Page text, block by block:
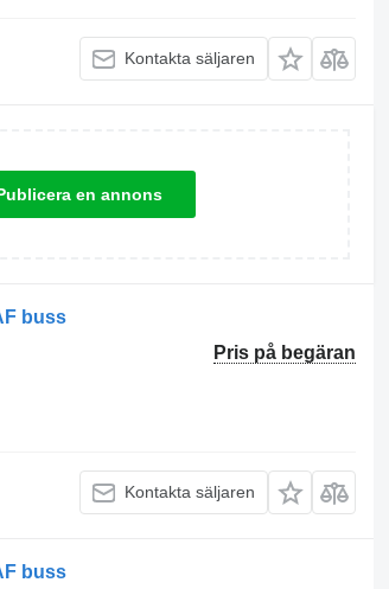
Kontakta säljaren
en annons
buss
Pris på begäran
Kontakta säljaren
buss